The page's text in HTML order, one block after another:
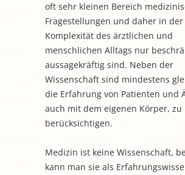
oft sehr kleinen Bereich
Fragestellungen und daher in der
Komplexität des ärztlichen und
menschlichen Alltags nur
aussagekräftig sind. Neben der
Wissenschaft sind mindestens
die Erfahrung von Patienten und
auch mit dem eigenen Körper, zu
berücksichtigen.
Medizin ist keine Wissenschaft,
kann man sie als